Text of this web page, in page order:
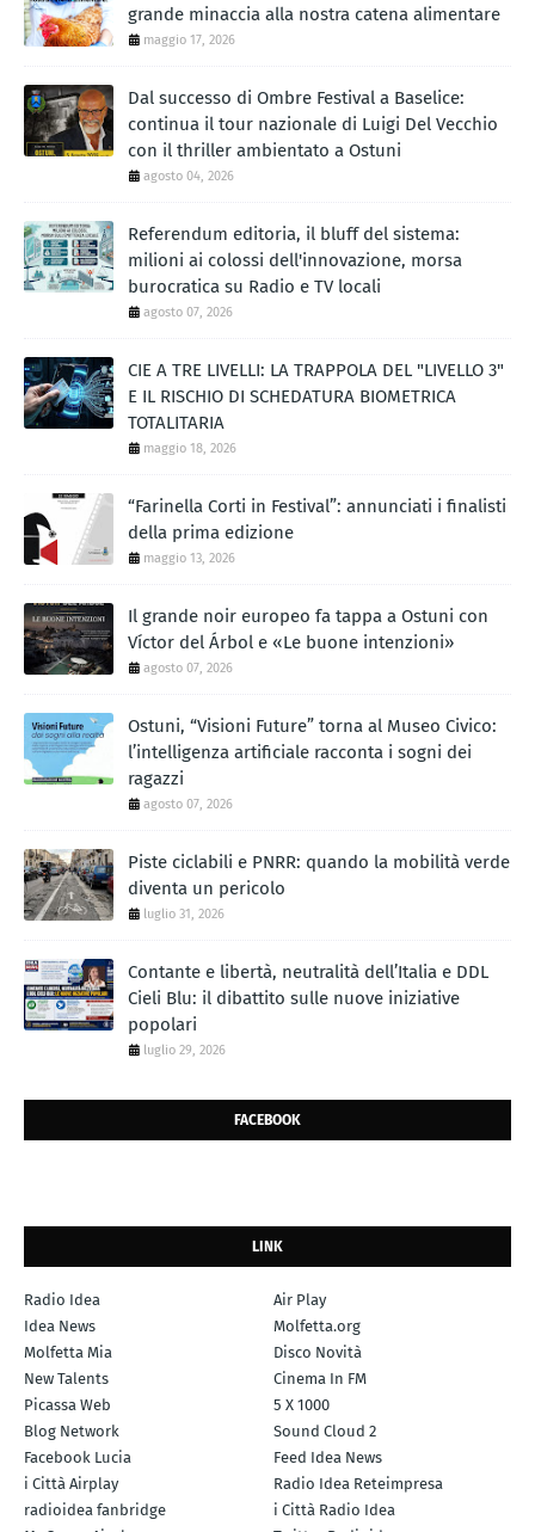
grande minaccia alla nostra catena alimentare
maggio 17, 2026
Dal successo di Ombre Festival a Baselice:
continua il tour nazionale di Luigi Del Vecchio
con il thriller ambientato a Ostuni
agosto 04, 2026
Referendum editoria, il bluff del sistema:
milioni ai colossi dell'innovazione, morsa
burocratica su Radio e TV locali
agosto 07, 2026
CIE A TRE LIVELLI: LA TRAPPOLA DEL "LIVELLO 3"
E IL RISCHIO DI SCHEDATURA BIOMETRICA
TOTALITARIA
maggio 18, 2026
“Farinella Corti in Festival”: annunciati i finalisti
della prima edizione
maggio 13, 2026
Il grande noir europeo fa tappa a Ostuni con
Víctor del Árbol e «Le buone intenzioni»
agosto 07, 2026
Ostuni, “Visioni Future” torna al Museo Civico:
l’intelligenza artificiale racconta i sogni dei
ragazzi
agosto 07, 2026
Piste ciclabili e PNRR: quando la mobilità verde
diventa un pericolo
luglio 31, 2026
Contante e libertà, neutralità dell’Italia e DDL
Cieli Blu: il dibattito sulle nuove iniziative
popolari
luglio 29, 2026
FACEBOOK
LINK
Radio Idea
Air Play
Idea News
Molfetta.org
Molfetta Mia
Disco Novità
New Talents
Cinema In FM
Picassa Web
5 X 1000
Blog Network
Sound Cloud 2
Facebook Lucia
Feed Idea News
i Città Airplay
Radio Idea Reteimpresa
radioidea fanbridge
i Città Radio Idea